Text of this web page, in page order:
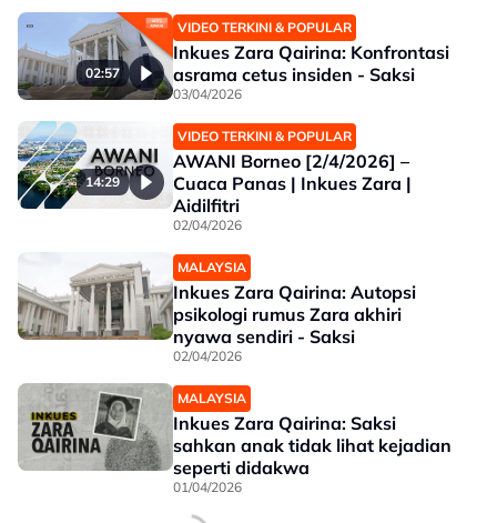
02:57
VIDEO TERKINI & POPULAR
Inkues Zara Qairina: Konfrontasi
asrama cetus insiden - Saksi
03/04/2026
14:29
VIDEO TERKINI & POPULAR
AWANI Borneo [2/4/2026] –
Cuaca Panas | Inkues Zara |
Aidilfitri
02/04/2026
MALAYSIA
Inkues Zara Qairina: Autopsi
psikologi rumus Zara akhiri
nyawa sendiri - Saksi
02/04/2026
MALAYSIA
Inkues Zara Qairina: Saksi
sahkan anak tidak lihat kejadian
seperti didakwa
01/04/2026